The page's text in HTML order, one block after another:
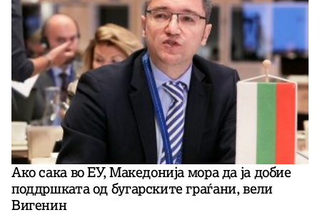
Ако сака во ЕУ, Македонија мора да ја добие
поддршката од бугарските граѓани, вели
Вигенин